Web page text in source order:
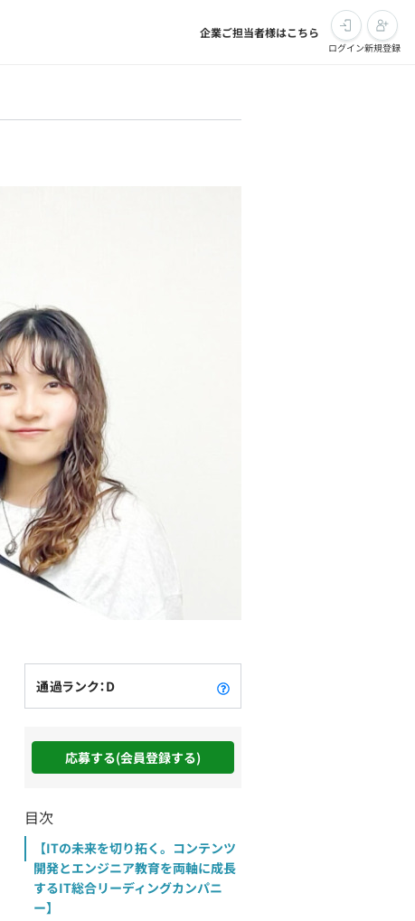
企業ご担当者様はこちら
ログイン新規登録
通過ランク：D
応募する(会員登録する)
目次
【ITの未来を切り拓く。コンテンツ
開発とエンジニア教育を両軸に成長
するIT総合リーディングカンパニ
ー】